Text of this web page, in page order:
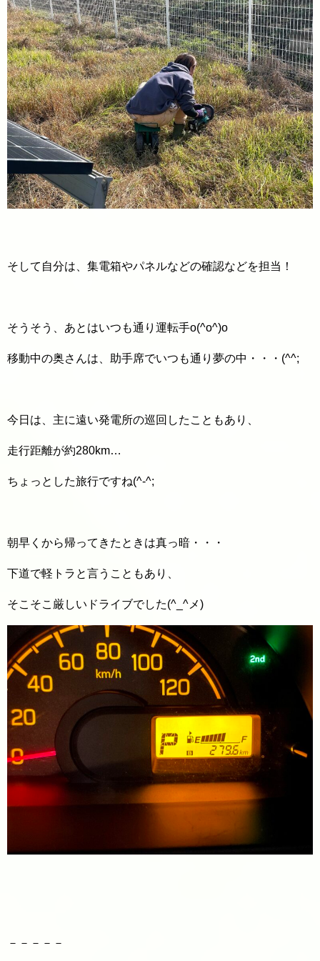
そして自分は、集電箱やパネルなどの確認などを担当！
そうそう、あとはいつも通り運転手o(^o^)o
移動中の奥さんは、助手席でいつも通り夢の中・・・(^^;
今日は、主に遠い発電所の巡回したこともあり、
走行距離が約280km…
ちょっとした旅行ですね(^-^;
朝早くから帰ってきたときは真っ暗・・・
下道で軽トラと言うこともあり、
そこそこ厳しいドライブでした(^_^メ)
－－－－－